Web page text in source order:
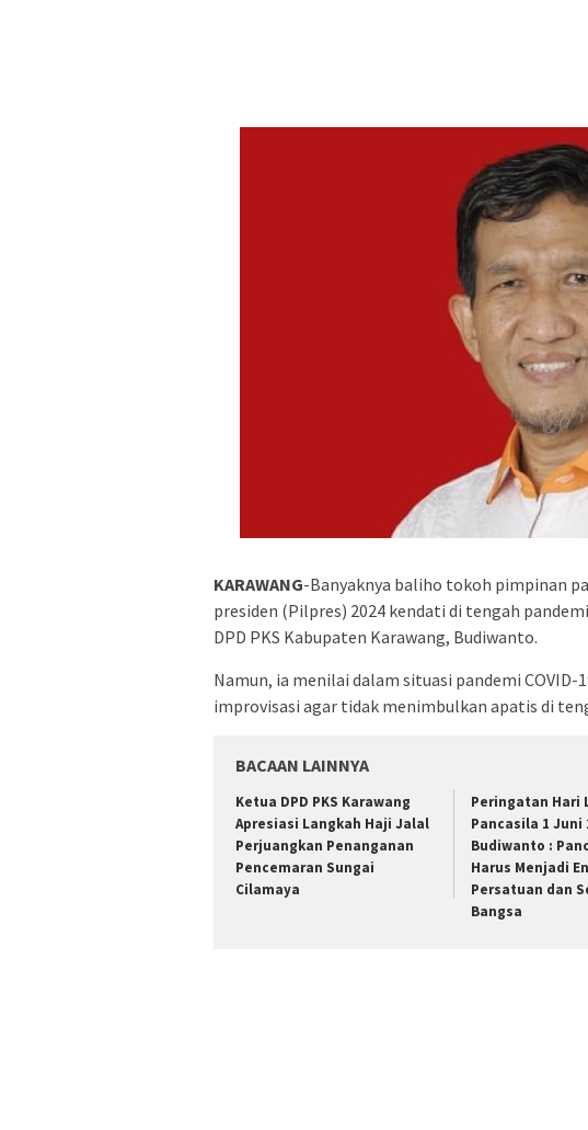
KARAWANG-Banyaknya baliho tokoh pimpinan
presiden (Pilpres) 2024 kendati di tengah
DPD PKS Kabupaten Karawang, Budiwanto.
Namun, ia menilai dalam situasi pandemi
improvisasi agar tidak menimbulkan apatis di
BACAAN LAINNYA
Ketua DPD PKS Karawang
Apresiasi Langkah Haji Jalal
Perjuangkan Penanganan
Pencemaran Sungai
Cilamaya
Peringatan Hari
Pancasila 1 Juni
Budiwanto :
Harus Menjadi
Persatuan dan
Bangsa